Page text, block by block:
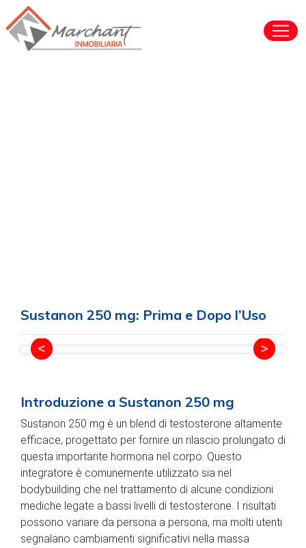
Sustanon 250 mg: Prima e Dopo l’Uso
Introduzione a Sustanon 250 mg
Sustanon 250 mg è un blend di testosterone altamente
efficace, progettato per fornire un rilascio prolungato di
questa importante hormona nel corpo. Questo
integratore è comunemente utilizzato sia nel
bodybuilding che nel trattamento di alcune condizioni
mediche legate a bassi livelli di testosterone. I risultati
possono variare da persona a persona, ma molti utenti
segnalano cambiamenti significativi nella massa